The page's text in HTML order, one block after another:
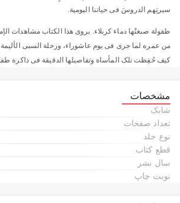
سیرتِهم الدروسَ فی حیاتنا الیومیة.
طفولة صبغتْها دماء کربلاء. یروی هذا الکتاب مشاهدات
من عمره لما جری فی یوم عاشوراء، ورحلة السبی
کیف حُفِظت تلک المأساة وتفاصیلها الدقیقة فی ذاکرة
مشخصات
شابک
تعداد صفحات
نوع جلد
قطع کتاب
سال نشر
نوبت چاپ